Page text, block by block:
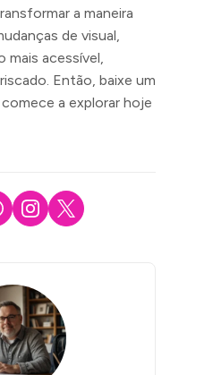
a maneira
de visual,
mais acessível,
Então, baixe um
a explorar hoje